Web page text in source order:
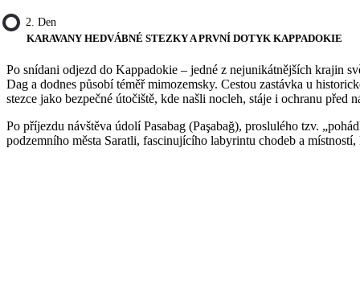
2. Den
KARAVANY HEDVÁBNÉ STEZKY A PRVNÍ DOTYK KAPPADOKIE
Po snídani odjezd do Kappadokie – jedné z nejunikátnějších krajin
Dag a dodnes působí téměř mimozemsky. Cestou zastávka u
stezce jako bezpečné útočiště, kde našli nocleh, stáje i ochranu před
Po příjezdu návštěva údolí Pasabag (Paşabağ), proslulého tzv.
podzemního města Saratli, fascinujícího labyrintu chodeb a